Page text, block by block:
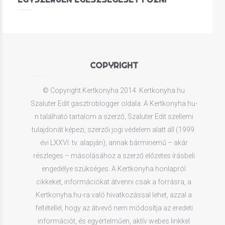
COPYRIGHT
© Copyright Kertkonyha 2014. Kertkonyha.hu
Szaluter Edit gasztroblogger oldala. A Kertkonyha.hu-
n található tartalom a szerző, Szaluter Edit szellemi
tulajdonát képezi, szerzői jogi védelem alatt áll (1999.
évi LXXVI. tv. alapján), annak bárminemű – akár
részleges – másolásához a szerző előzetes írásbeli
engedélye szükséges. A Kertkonyha honlapról
cikkeket, információkat átvenni csak a forrásra, a
Kertkonyha.hu-ra való hivatkozással lehet, azzal a
feltétellel, hogy az átvevő nem módosítja az eredeti
információt, és egyértelműen, aktív webes linkkel